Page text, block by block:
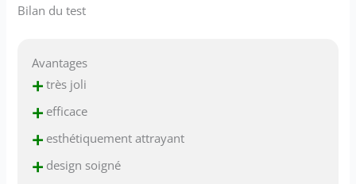
Bilan du test
Avantages
+ très joli
+ efficace
+ esthétiquement attrayant
+ design soigné